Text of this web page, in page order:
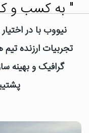
" به کسب و
نیووب با در
تجربیات ارزنده تیم
گرافیک و بهینه